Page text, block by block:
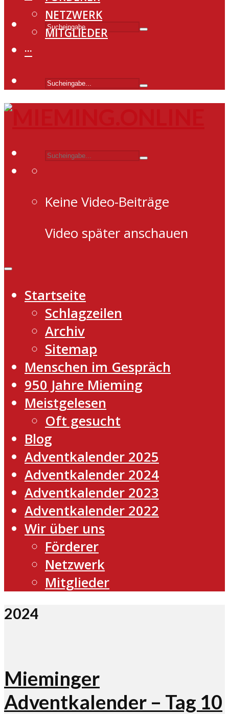
NETZWERK
MITGLIEDER
···
Keine Video-Beiträge
Video später anschauen
Startseite
Schlagzeilen
Archiv
Sitemap
Menschen im Gespräch
950 Jahre Mieming
Meistgelesen
Oft gesucht
Blog
Adventkalender 2025
Adventkalender 2024
Adventkalender 2023
Adventkalender 2022
Wir über uns
Förderer
Netzwerk
Mitglieder
2024
Mieminger
Adventkalender – Tag 10